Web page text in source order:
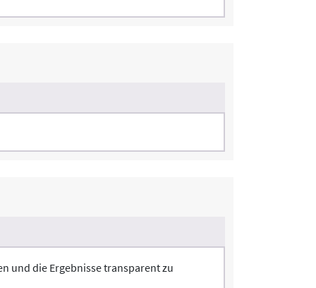
und die Ergebnisse transparent zu